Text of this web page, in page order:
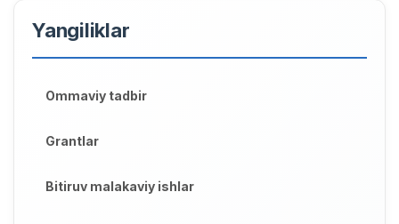
Yangiliklar
Ommaviy tadbir
Grantlar
Bitiruv malakaviy ishlar